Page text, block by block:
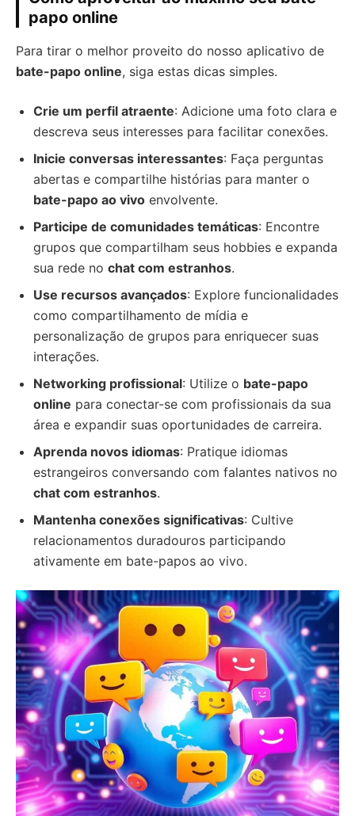
papo online
Para tirar o melhor proveito do nosso aplicativo de
bate-papo online, siga estas dicas simples.
Crie um perfil atraente: Adicione uma foto clara e
descreva seus interesses para facilitar conexões.
Inicie conversas interessantes: Faça perguntas
abertas e compartilhe histórias para manter o
bate-papo ao vivo envolvente.
Participe de comunidades temáticas: Encontre
grupos que compartilham seus hobbies e expanda
sua rede no chat com estranhos.
Use recursos avançados: Explore funcionalidades
como compartilhamento de mídia e
personalização de grupos para enriquecer suas
interações.
Networking profissional: Utilize o bate-papo
online para conectar-se com profissionais da sua
área e expandir suas oportunidades de carreira.
Aprenda novos idiomas: Pratique idiomas
estrangeiros conversando com falantes nativos no
chat com estranhos.
Mantenha conexões significativas: Cultive
relacionamentos duradouros participando
ativamente em bate-papos ao vivo.